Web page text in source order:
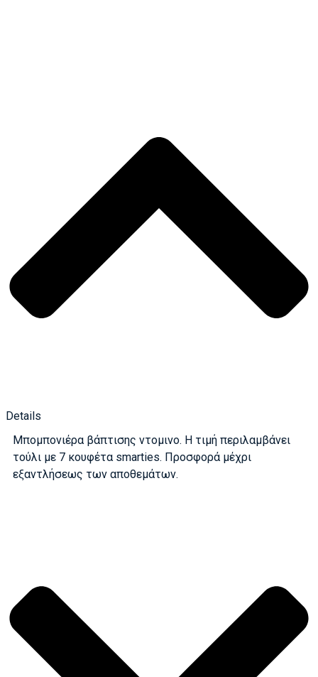
Details
Μπομπονιέρα βάπτισης ντομινο. Η τιμή περιλαμβάνει
τούλι με 7 κουφέτα smarties. Προσφορά μέχρι
εξαντλήσεως των αποθεμάτων.